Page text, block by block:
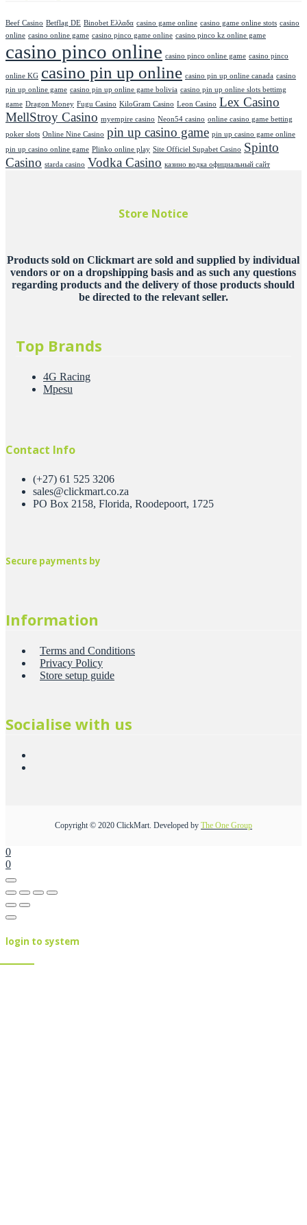
Beef Casino Betflag DE Binobet Ελλαδα casino game online casino game online stots casino
online casino online game casino pinco game online casino pinco kz online game
casino pinco online casino pinco online game casino pinco
online KG casino pin up online casino pin up online canada casino
pin up online game casino pin up online game bolivia casino pin up online slots bettimg
game Dragon Money Fugu Casino KiloGram Casino Leon Casino Lex Casino
MellStroy Casino myempire casino Neon54 casino online casino game betting
poker slots Online Nine Casino pin up casino game pin up casino game online
pin up casino online game Plinko online play Site Officiel Supabet Casino Spinto
Casino starda casino Vodka Casino казино водка официальный сайт
Store Notice
Products sold on Clickmart are sold and supplied by individual
vendors or on a dropshipping basis and as such any questions
regarding products and the delivery of those products should
be directed to the relevant seller.
Top Brands
4G Racing
Mpesu
Contact Info
(+27) 61 525 3206
sales@clickmart.co.za
PO Box 2158, Florida, Roodepoort, 1725
Secure payments by
Information
Terms and Conditions
Privacy Policy
Store setup guide
Socialise with us
Copyright © 2020 ClickMart. Developed by The One Group
0
0
login to system